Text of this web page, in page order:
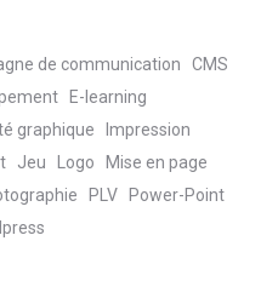
de communication
CMS
E-learning
graphique
Impression
Jeu Logo
Mise en page
PLV
Power-Point